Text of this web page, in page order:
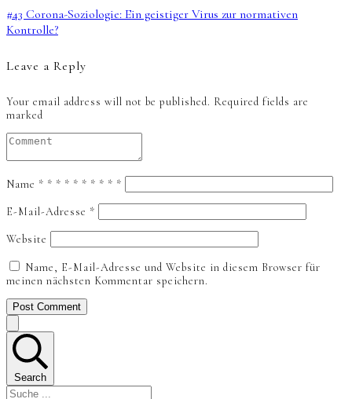
#43 Corona-Soziologie: Ein geistiger Virus zur normativen
Kontrolle?
Leave a Reply
Your email address will not be published. Required fields are
marked
Name * * * * * * * * * *
E-Mail-Adresse *
Website
Name, E-Mail-Adresse und Website in diesem Browser für
meinen nächsten Kommentar speichern.
Post Comment
Search